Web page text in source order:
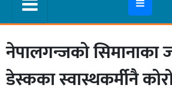
मुख्य
समाचार
कुटनीती
अर्थ
नेपालगन्जको सिमानाका
डेस्कका स्वास्थकर्मीनै